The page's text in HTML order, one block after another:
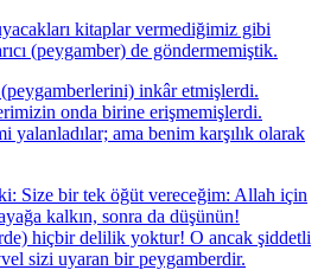
kitaplar vermediğimiz gibi
(peygamber) de göndermemiştik.
inkâr etmişlerdi.
onda birine erişmemişlerdi.
ama benim karşılık olarak
Size bir tek öğüt vereceğim: Allah için
kalkın, sonra da düşünün!
hiçbir delilik yoktur! O ancak şiddetli
sizi uyaran bir peygamberdir.